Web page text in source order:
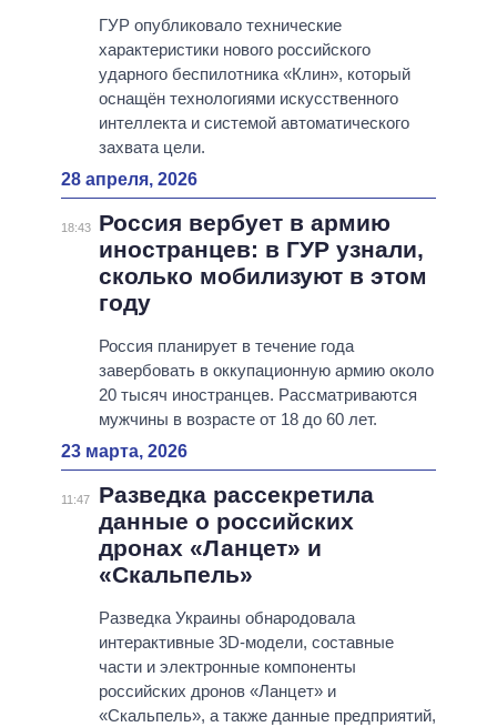
ГУР опубликовало технические
характеристики нового российского
ударного беспилотника «Клин», который
оснащён технологиями искусственного
интеллекта и системой автоматического
захвата цели.
28 апреля, 2026
18:43
Россия вербует в армию
иностранцев: в ГУР узнали,
сколько мобилизуют в этом
году
Россия планирует в течение года
завербовать в оккупационную армию около
20 тысяч иностранцев. Рассматриваются
мужчины в возрасте от 18 до 60 лет.
23 марта, 2026
11:47
Разведка рассекретила
данные о российских
дронах «Ланцет» и
«Скальпель»
Разведка Украины обнародовала
интерактивные 3D-модели, составные
части и электронные компоненты
российских дронов «Ланцет» и
«Скальпель», а также данные предприятий,